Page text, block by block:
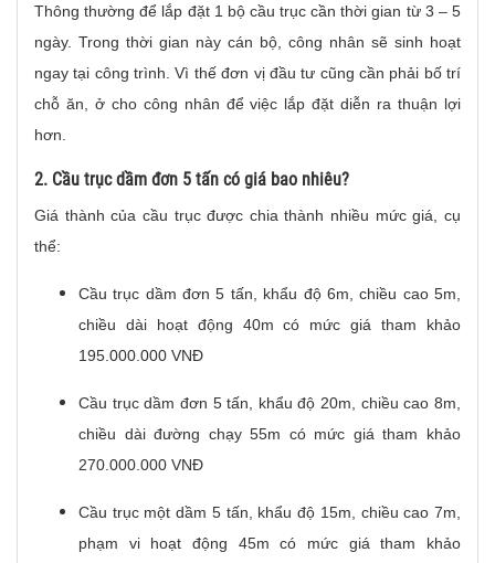
Thông thường để lắp đặt 1 bộ cầu trục cần thời gian từ 3 – 5
ngày. Trong thời gian này cán bộ, công nhân sẽ sinh hoạt
ngay tại công trình. Vì thế đơn vị đầu tư cũng cần phải bố trí
chỗ ăn, ở cho công nhân để việc lắp đặt diễn ra thuận lợi
hơn.
2. Cầu trục dầm đơn 5 tấn có giá bao nhiêu?
Giá thành của cầu trục được chia thành nhiều mức giá, cụ
thể:
Cầu trục dầm đơn 5 tấn, khẩu độ 6m, chiều cao 5m,
chiều dài hoạt động 40m có mức giá tham khảo
195.000.000 VNĐ
Cầu trục dầm đơn 5 tấn, khẩu độ 20m, chiều cao 8m,
chiều dài đường chạy 55m có mức giá tham khảo
270.000.000 VNĐ
Cầu trục một dầm 5 tấn, khẩu độ 15m, chiều cao 7m,
phạm vi hoạt động 45m có mức giá tham khảo